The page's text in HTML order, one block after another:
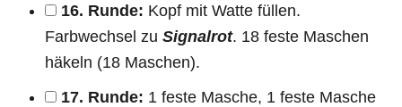
16. Runde: Kopf mit Watte füllen.
Farbwechsel zu Signalrot. 18 feste Maschen
häkeln (18 Maschen).
17. Runde: 1 feste Masche, 1 feste Masche